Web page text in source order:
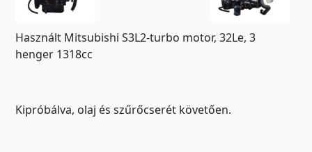
Használt Mitsubishi S3L2-turbo motor, 32Le, 3
henger 1318cc
Kipróbálva, olaj és szűrőcserét követően.